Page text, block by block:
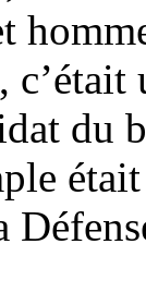
du